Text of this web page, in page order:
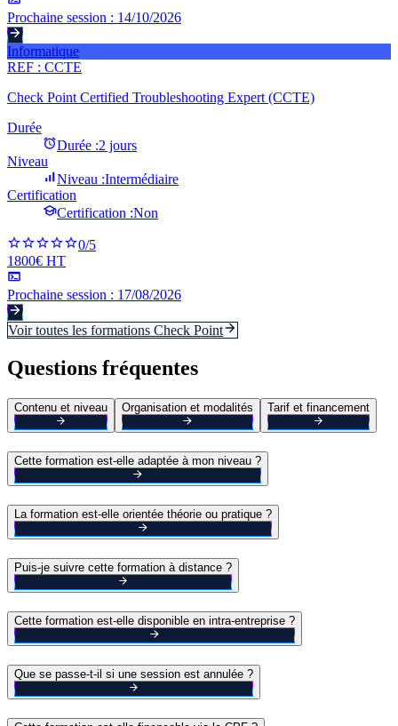
Prochaine session : 14/10/2026
Informatique
REF : CCTE
Check Point Certified Troubleshooting Expert (CCTE)
Durée
Durée :2 jours
Niveau
Niveau :Intermédiaire
Certification
Certification :Non
0/5
1800€ HT
Prochaine session : 17/08/2026
Voir toutes les formations Check Point
Questions fréquentes
Contenu et niveau Organisation et modalités Tarif et financement
Cette formation est-elle adaptée à mon niveau ?
La formation est-elle orientée théorie ou pratique ?
Puis-je suivre cette formation à distance ?
Cette formation est-elle disponible en intra-entreprise ?
Que se passe-t-il si une session est annulée ?